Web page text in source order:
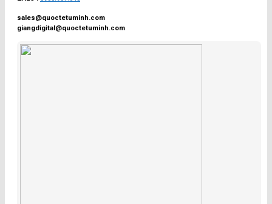
sales@quoctetuminh.com
giangdigital@quoctetuminh.com